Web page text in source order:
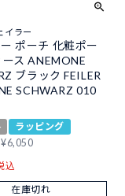
イラー
ポーチ 化粧ポー
ース ANEMONE
ブラック FEILER
SCHWARZ 010
ラッピング
¥6,050
込
在庫切れ